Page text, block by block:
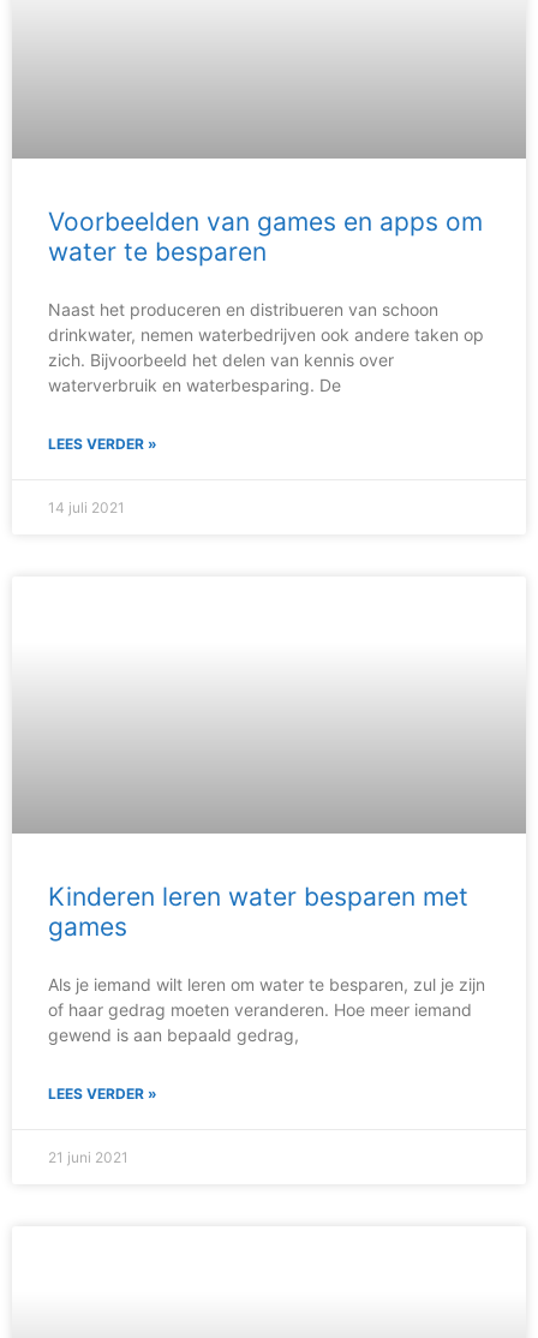
Voorbeelden van games en apps om
water te besparen
Naast het produceren en distribueren van schoon
drinkwater, nemen waterbedrijven ook andere taken op
zich. Bijvoorbeeld het delen van kennis over
waterverbruik en waterbesparing. De
LEES VERDER »
14 juli 2021
Kinderen leren water besparen met
games
Als je iemand wilt leren om water te besparen, zul je zijn
of haar gedrag moeten veranderen. Hoe meer iemand
gewend is aan bepaald gedrag,
LEES VERDER »
21 juni 2021